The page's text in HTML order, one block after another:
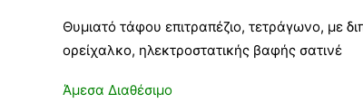
Θυμιατό τάφου επιτραπέζιο, τετράγωνο, με
ορείχαλκο, ηλεκτροστατικής βαφής σατινέ
Άμεσα Διαθέσιμο